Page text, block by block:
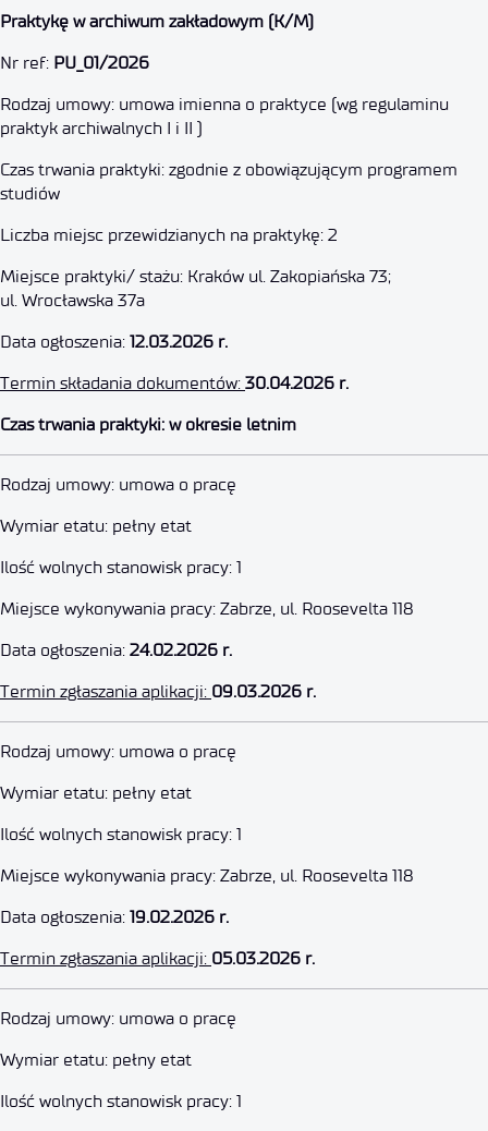
Praktyka w archiwum
12 marca 2026
Praktykę w archiwum zakładowym (K/M)
Nr ref: PU_01/2026
Rodzaj umowy: umowa imienna o praktyce (wg regulaminu
praktyk archiwalnych I i II )
Czas trwania praktyki: zgodnie z obowiązującym programem
studiów
Liczba miejsc przewidzianych na praktykę: 2
Miejsce praktyki/ stażu: Kraków ul. Zakopiańska 73;
ul. Wrocławska 37a
Data ogłoszenia: 12.03.2026 r.
Termin składania dokumentów: 30.04.2026 r.
Czas trwania praktyki: w okresie letnim
Specjalista techniczny (K/M)
9 marca 2026
Rodzaj umowy: umowa o pracę
Wymiar etatu: pełny etat
Ilość wolnych stanowisk pracy: 1
Miejsce wykonywania pracy: Zabrze, ul. Roosevelta 118
Data ogłoszenia: 24.02.2026 r.
Termin zgłaszania aplikacji: 09.03.2026 r.
Specjalista ds.
5 marca 2026
Rodzaj umowy: umowa o pracę
Wymiar etatu: pełny etat
Ilość wolnych stanowisk pracy: 1
Miejsce wykonywania pracy: Zabrze, ul. Roosevelta 118
Data ogłoszenia: 19.02.2026 r.
Termin zgłaszania aplikacji: 05.03.2026 r.
Młodszy Specjalista ds. IT (K/M)
2 marca 2026
Rodzaj umowy: umowa o pracę
Wymiar etatu: pełny etat
Ilość wolnych stanowisk pracy: 1